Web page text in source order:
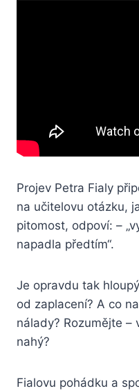
Projev Petra Fialy
na učitelovu otázku,
pitomost, odpoví: –
napadla předtím“.
Je opravdu tak
od zaplacení? A co
nálady? Rozumějte –
nahý?
Fialovu pohádku a